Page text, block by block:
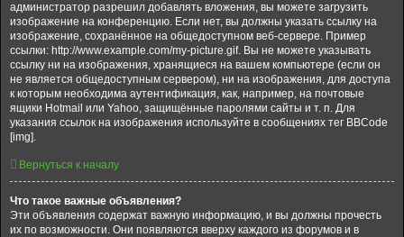
администратор разрешил добавлять вложения, вы можете загрузить
изображение на конференцию. Если нет, вы должны указать ссылку на
изображение, сохранённое на общедоступном веб-сервере. Пример
ссылки: http://www.example.com/my-picture.gif. Вы не можете указывать
ссылку ни на изображения, хранящиеся на вашем компьютере (если он
не является общедоступным сервером), ни на изображения, для доступа
к которым необходима аутентификация, как, например, на почтовые
ящики Hotmail или Yahoo, защищённые паролями сайты и т. п. Для
указания ссылок на изображения используйте в сообщениях тег BBCode
[img].
Вернуться к началу
Что такое важные объявления?
Эти объявления содержат важную информацию, и вы должны прочесть
их по возможности. Они появляются вверху каждого из форумов и в